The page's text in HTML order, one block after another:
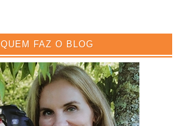
QUEM FAZ O BLOG